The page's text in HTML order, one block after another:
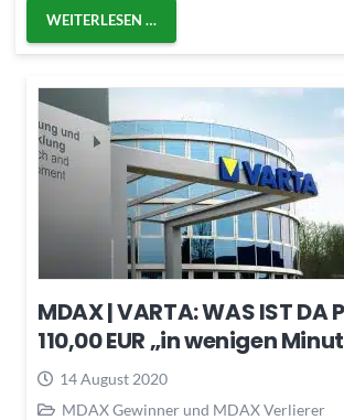
WEITERLESEN …
MDAX | VARTA: WAS IST DA
110,00 EUR „in wenigen
14 August 2020
MDAX Gewinner und MDAX Verlierer